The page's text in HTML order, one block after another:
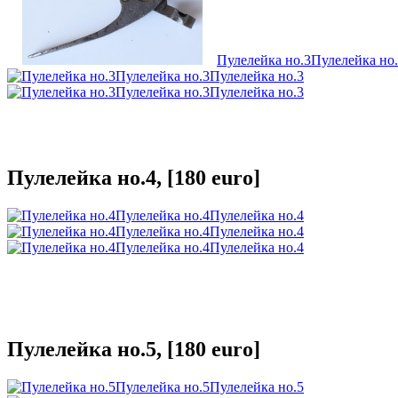
Пулелейка но.3Пулелейка
Пулелейка но.3Пулелейка но.3
Пулелейка но.3Пулелейка но.3
Пулелейка но.4, [180 euro]
Пулелейка но.4Пулелейка но.4
Пулелейка но.4Пулелейка но.4
Пулелейка но.4Пулелейка но.4
Пулелейка но.5, [180 euro]
Пулелейка но.5Пулелейка но.5